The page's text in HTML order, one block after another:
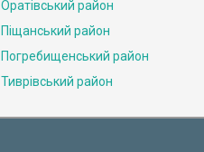
Оратівський район
Піщанський район
Погребищенський район
Тиврівський район